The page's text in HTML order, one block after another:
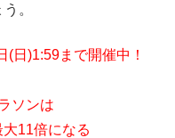
。
(日)1:59まで開催中！
ソンは
11倍になる